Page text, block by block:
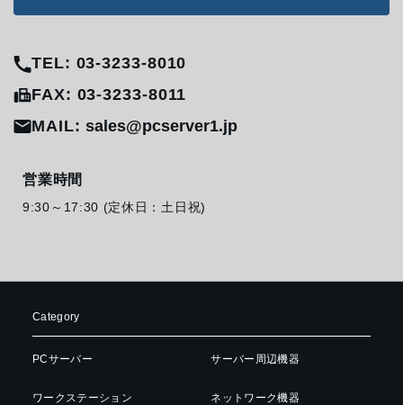
TEL: 03-3233-8010
FAX: 03-3233-8011
MAIL:sales@pcserver1.jp
営業時間
9:30～17:30 (定休日：土日祝)
Category
PCサーバー
ワークステーション
サーバー周辺機器
ネットワーク機器